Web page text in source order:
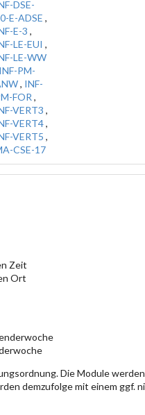
DSE-
E-ADSE ,
E-3 ,
LE-EUI ,
LE-WW
INF-PM-
, INF-
FOR ,
VERT3 ,
VERT4,
VERT5 ,
CSE-17
Zeit
Ort
Die Module
demzufolge mit einem ggf.